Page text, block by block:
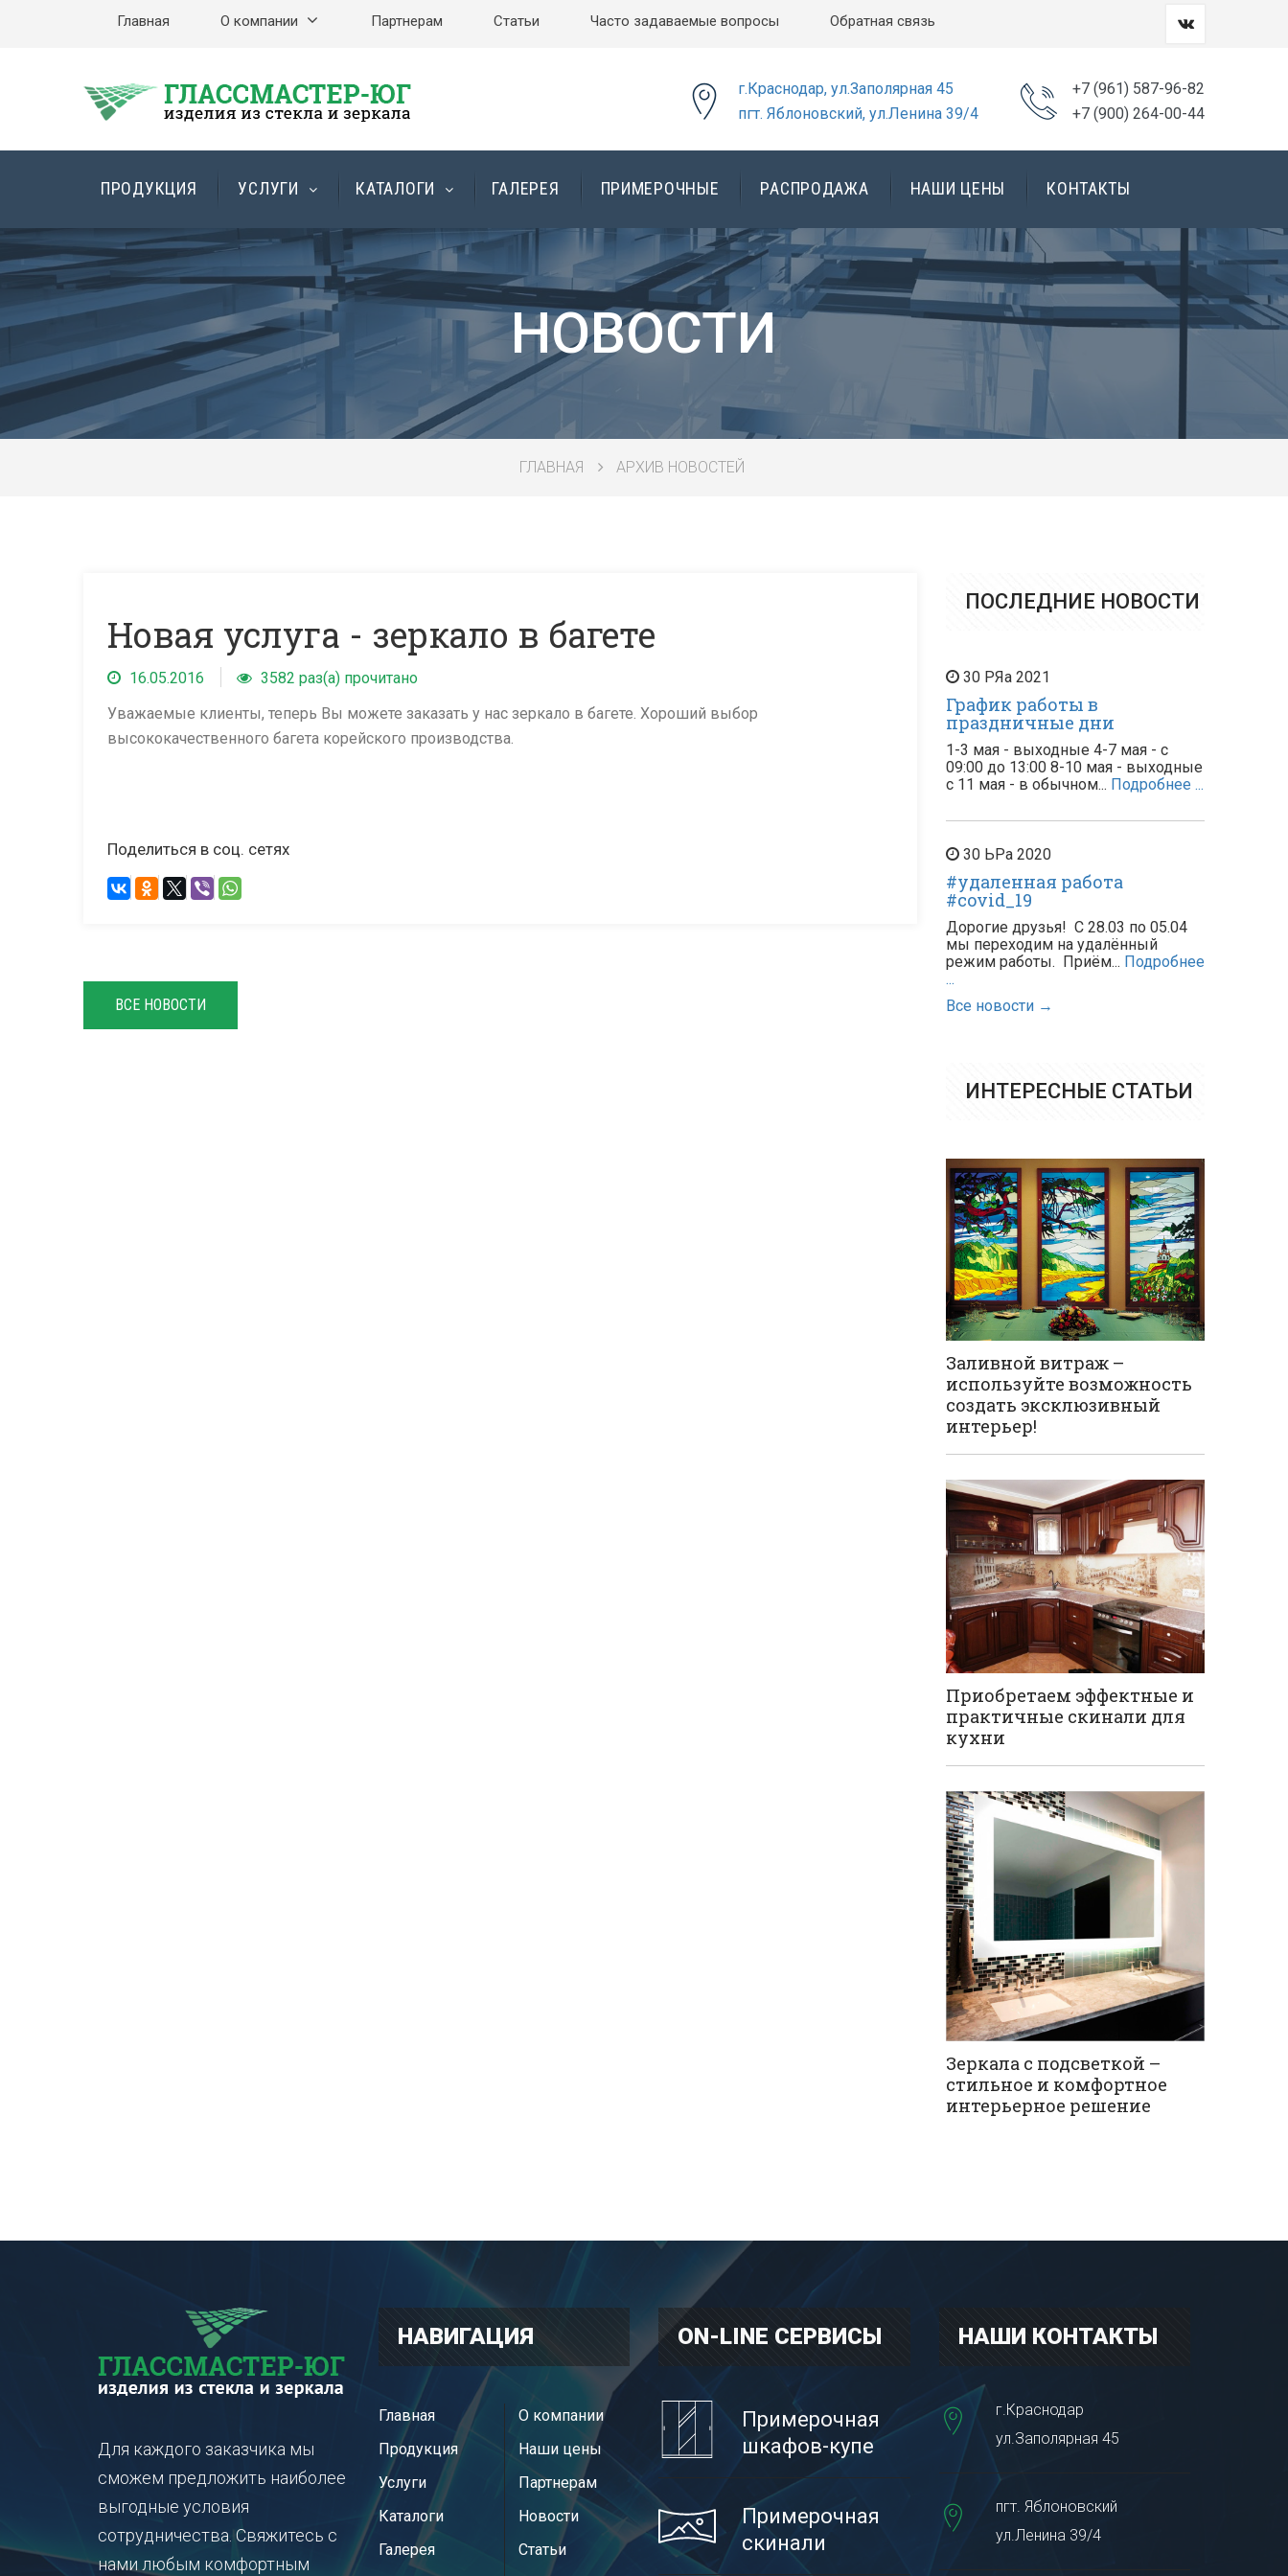
Главная О компании Партнерам Статьи Часто задаваемые вопросы Обратная связь
г.Краснодар, ул.Заполярная 45
пгт. Яблоновский, ул.Ленина 39/4
+7 (961) 587-96-82
+7 (900) 264-00-44
ПРОДУКЦИЯ УСЛУГИ КАТАЛОГИ ГАЛЕРЕЯ ПРИМЕРОЧНЫЕ РАСПРОДАЖА НАШИ ЦЕНЫ КОНТАКТЫ
НОВОСТИ
ГЛАВНАЯ АРХИВ НОВОСТЕЙ
Новая услуга - зеркало в багете
16.05.2016
3582 раз(а) прочитано
Уважаемые клиенты, теперь Вы можете заказать у нас зеркало в багете. Хороший выбор
высококачественного багета корейского производства.
Поделиться в соц. сетях
ВСЕ НОВОСТИ
ПОСЛЕДНИЕ НОВОСТИ
30 РЯа 2021
График работы в
праздничные дни
1-3 мая - выходные 4-7 мая - с
09:00 до 13:00 8-10 мая - выходные
с 11 мая - в обычном... Подробнее ...
30 ЬРа 2020
#удаленная работа
#covid_19
Дорогие друзья! С 28.03 по 05.04
мы переходим на удалённый
режим работы. Приём... Подробнее
...
Все новости →
ИНТЕРЕСНЫЕ СТАТЬИ
Заливной витраж –
используйте возможность
создать эксклюзивный
интерьер!
Приобретаем эффектные и
практичные скинали для
кухни
Зеркала с подсветкой –
стильное и комфортное
интерьерное решение
Для каждого заказчика мы
сможем предложить наиболее
выгодные условия
сотрудничества. Свяжитесь с
нами любым комфортным
НАВИГАЦИЯ
Главная
Продукция
Услуги
Каталоги
Галерея
О компании
Наши цены
Партнерам
Новости
Статьи
ON-LINE CЕРВИСЫ
Примерочная
шкафов-купе
Примерочная
скинали
НАШИ КОНТАКТЫ
г.Краснодар
ул.Заполярная 45
пгт. Яблоновский
ул.Ленина 39/4